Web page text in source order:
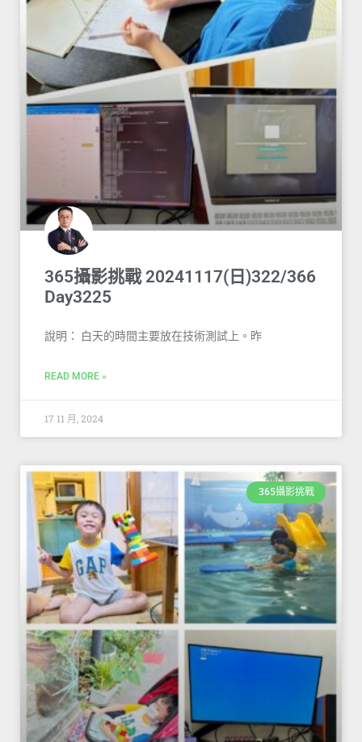
365攝影挑戰 20241117(日)322/366
Day3225
說明： 白天的時間主要放在技術測試上。昨
READ MORE »
17 11 月, 2024
365攝影挑戰